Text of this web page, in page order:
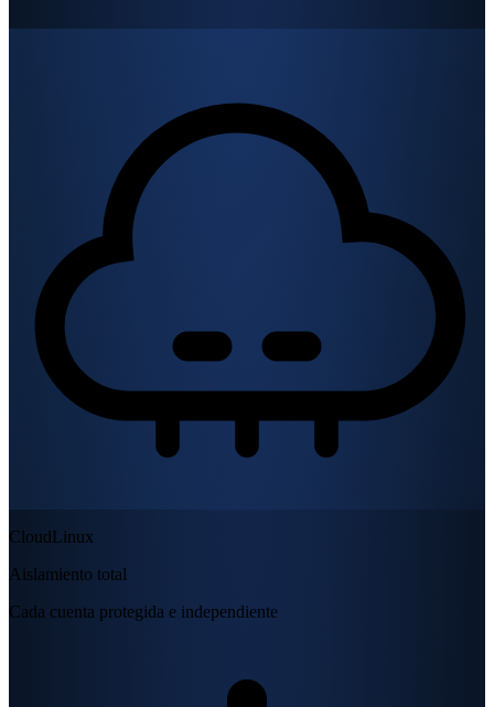
CloudLinux
Aislamiento total
Cada cuenta protegida e independiente